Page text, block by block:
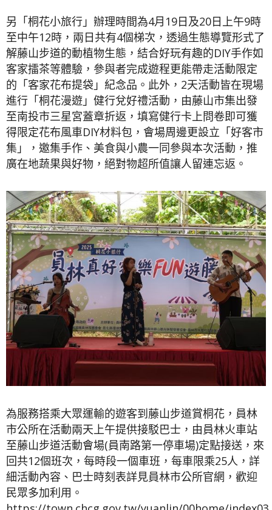
另「桐花小旅行」辦理時間為4月19日及20日上午9時
至中午12時，兩日共有4個梯次，透過生態導覽形式了
解藤山步道的動植物生態，結合好玩有趣的DIY手作如
客家擂茶等體驗，參與者完成遊程更能帶走活動限定
的「客家花布提袋」紀念品。此外，2天活動皆在現場
進行「桐花漫遊」健行兌好禮活動，由藤山市集出發
至南投市三星宮蓋章折返，填寫健行卡上問卷即可獲
得限定花布風車DIY材料包，會場周邊更設立「好客市
集」，邀集手作、美食與小農一同參與本次活動，推
廣在地蔬果與好物，絕對物超所值讓人留連忘返。
為服務搭乘大眾運輸的遊客到藤山步道賞桐花，員林
市公所在活動兩天上午提供接駁巴士，由員林火車站
至藤山步道活動會場(員南路第一停車場)定點接送，來
回共12個班次，每時段一個車班，每車限乘25人，詳
細活動內容、巴士時刻表詳見員林市公所官網，歡迎
民眾多加利用。